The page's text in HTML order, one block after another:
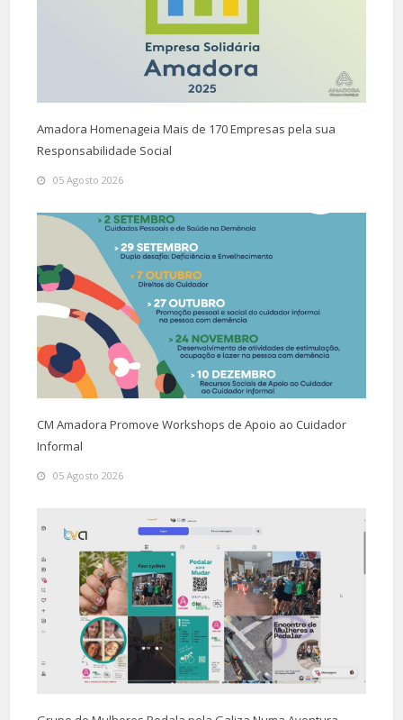
Amadora Homenageia Mais de 170 Empresas pela sua
Responsabilidade Social
05 Agosto 2026
CM Amadora Promove Workshops de Apoio ao Cuidador
Informal
05 Agosto 2026